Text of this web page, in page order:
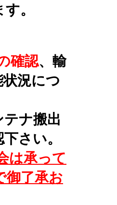
。
確認、輸
状況につ
ナ搬出
さい。
は承って
御了承お